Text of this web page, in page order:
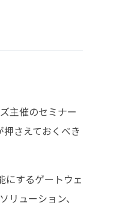
主催のセミナー
さえておくべき
するゲートウェ
ューション、